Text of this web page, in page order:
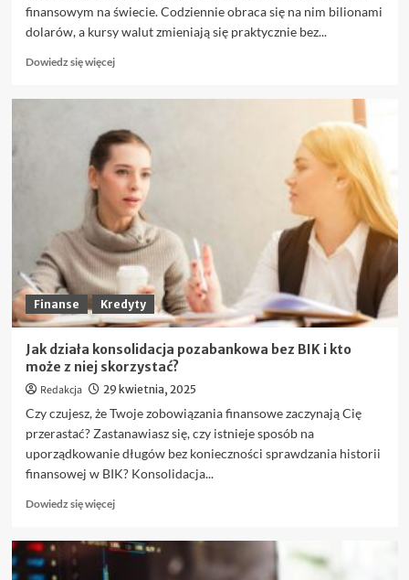
finansowym na świecie. Codziennie obraca się na nim bilionami
dolarów, a kursy walut zmieniają się praktycznie bez...
Dowiedz się więcejDowiedz
Najważniejsze
pary
walutowe
na
Forex,
które
warto
znać
przed
pierwszym
trade’em
Finanse Kredyty
Jak działa konsolidacja pozabankowa bez BIK i kto
może z niej skorzystać?
Redakcja 29 kwietnia, 2025
Czy czujesz, że Twoje zobowiązania finansowe zaczynają Cię
przerastać? Zastanawiasz się, czy istnieje sposób na
uporządkowanie długów bez konieczności sprawdzania historii
finansowej w BIK? Konsolidacja...
Dowiedz się więcejDowiedz
o